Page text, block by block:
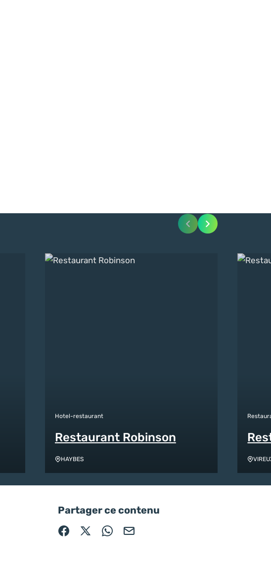
Restaurant Robinson
Hotel-restaurant
HAYBES
Restaurant Robinson
Partager ce contenu
Partager sur Facebook (nouvelle fenêtre)
Partager sur X / Twitter (nouvelle fenêtre)
Partager sur WhatsApp
Partager par mail